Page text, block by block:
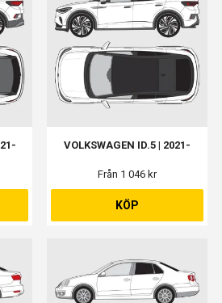
VOLKSWAGEN ID.5 | 2021-
Från 1 046 kr
KÖP